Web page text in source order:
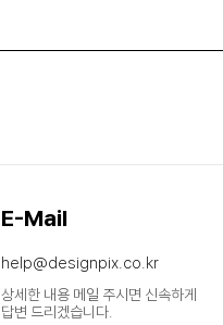
E-Mail
help@designpix.co.kr
상세한 내용 메일 주시면 신속하게
답변 드리겠습니다.